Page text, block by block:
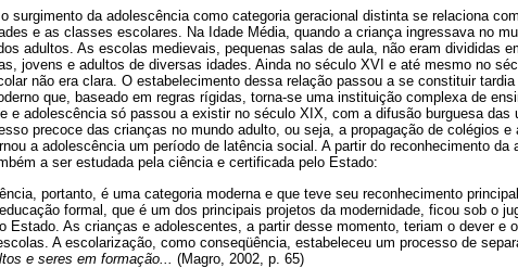
surgimento da adolescência como categoria geracional distinta se relaciona
e as classes escolares. Na Idade Média, quando a criança ingressava no
adultos. As escolas medievais, pequenas salas de aula, não eram divididas
jovens e adultos de diversas idades. Ainda no século XVI e até mesmo no
não era clara. O estabelecimento dessa relação passou a se constituir
que, baseado em regras rígidas, torna-se uma instituição complexa de
e adolescência só passou a existir no século XIX, com a difusão burguesa das
precoce das crianças no mundo adulto, ou seja, a propagação de colégios e
a adolescência um período de latência social. A partir do reconhecimento da
a ser estudada pela ciência e certificada pelo Estado:
portanto, é uma categoria moderna e que teve seu reconhecimento
formal, que é um dos principais projetos da modernidade, ficou sob o
Estado. As crianças e adolescentes, a partir desse momento, teriam o dever e
A escolarização, como conseqüência, estabeleceu um processo de
e seres em formação...
(Magro, 2002, p. 65)